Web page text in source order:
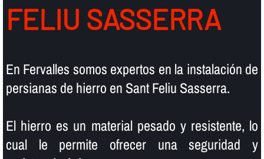
FELIU SASSERRA
En Fervalles somos expertos en la instalación de
persianas de hierro en Sant Feliu Sasserra.
El hierro es un material pesado y resistente, lo
cual le permite ofrecer una seguridad y